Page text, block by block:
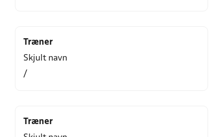
Træner
Skjult navn
/
Træner